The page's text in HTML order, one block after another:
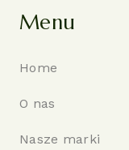
Menu
Home
O nas
Nasze marki